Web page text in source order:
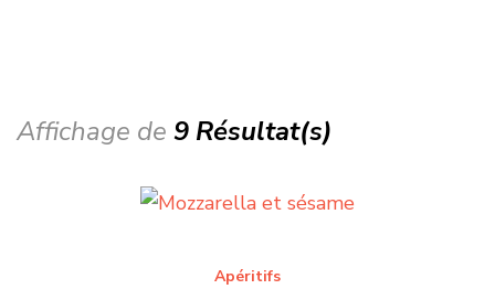
Affichage de 9 Résultat(s)
Apéritifs